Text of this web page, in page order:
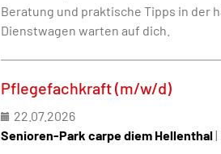
Beratung und praktische Tipps in der
Dienstwagen warten auf dich.
Pflegefachkraft (m/w/d)
22.07.2026
Senioren-Park carpe diem Hellenthal|